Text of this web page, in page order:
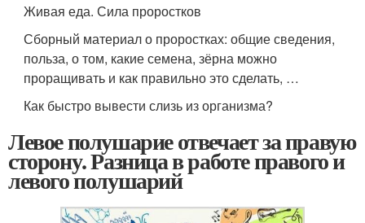
Живая еда. Сила проростков
Сборный материал о проростках: общие сведения,
польза, о том, какие семена, зёрна можно
проращивать и как правильно это сделать, …
Как быстро вывести слизь из организма?
Левое полушарие отвечает за правую
сторону. Разница в работе правого и
левого полушарий